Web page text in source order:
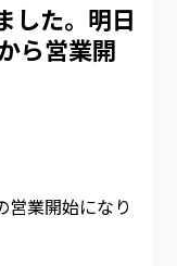
した。明日
ら営業開
営業開始になり